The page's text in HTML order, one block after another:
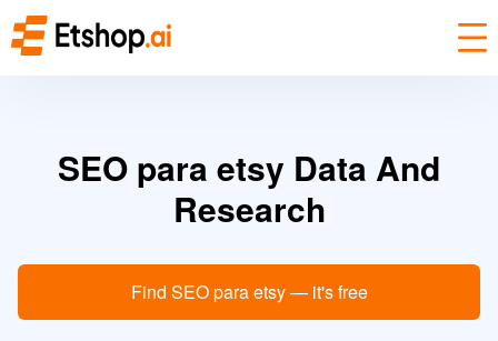
SEO para etsy Data And
Research
Find SEO para etsy — it's free